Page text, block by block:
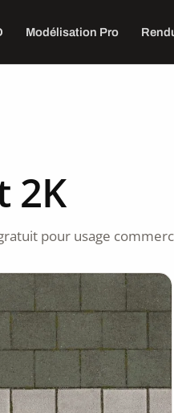
Modélisation Pro
2K
pour usage